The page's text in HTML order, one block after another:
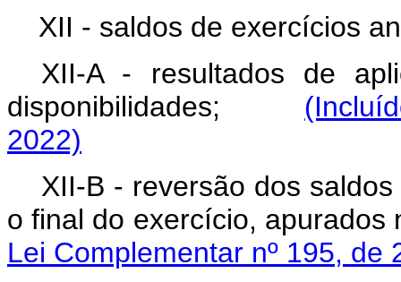
XII - saldos de exercícios
XII-A - resultados de
disponibilidades;
2022)
XII-B - reversão dos
o final do exercício,
Lei Complementar nº 195, de